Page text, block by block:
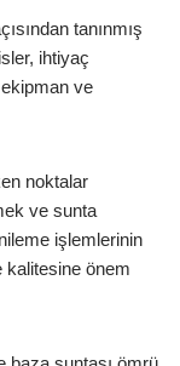
tanınmış
ihtiyaç
ve
noktalar
ve sunta
işlemlerinin
kalitesine önem